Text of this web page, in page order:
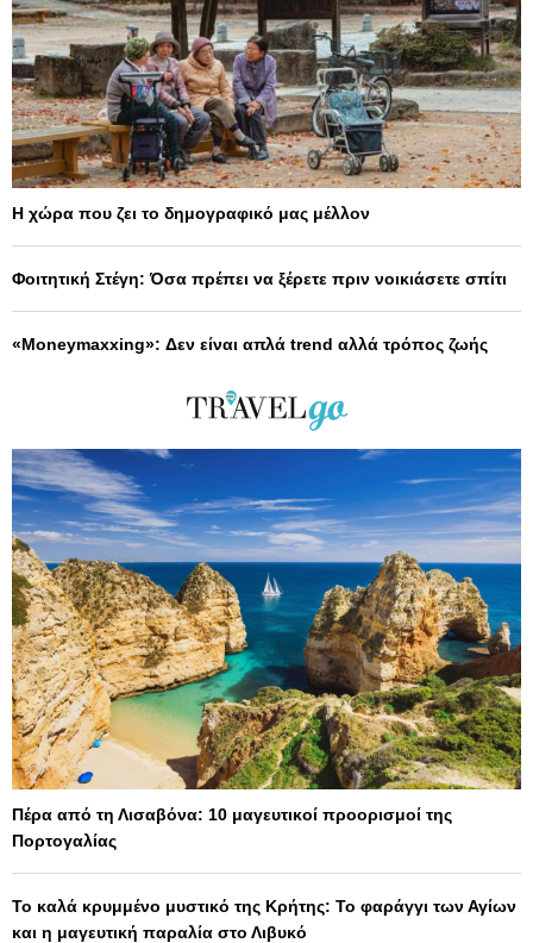
Η χώρα που ζει το δημογραφικό μας μέλλον
Φοιτητική Στέγη: Όσα πρέπει να ξέρετε πριν νοικιάσετε σπίτι
«Moneymaxxing»: Δεν είναι απλά trend αλλά τρόπος ζωής
Πέρα από τη Λισαβόνα: 10 μαγευτικοί προορισμοί της
Πορτογαλίας
Το καλά κρυμμένο μυστικό της Κρήτης: Το φαράγγι των Αγίων
και η μαγευτική παραλία στο Λιβυκό